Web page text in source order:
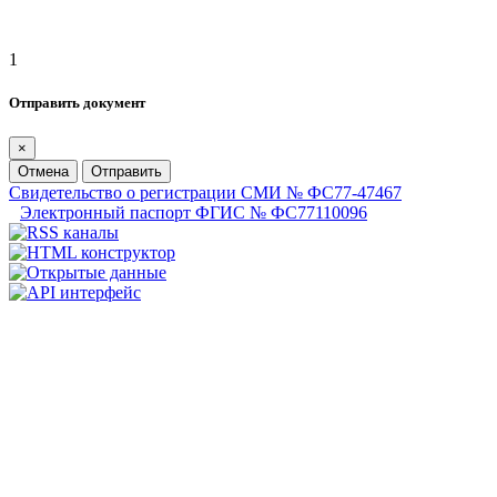
1
Отправить документ
×
Отмена
Отправить
Свидетельство о регистрации СМИ № ФС77-47467
Электронный паспорт ФГИС № ФС77110096